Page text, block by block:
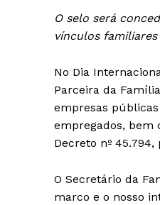
O selo será
vínculos
No Dia
Parceira da
empresas
empregados, bem
Decreto nº
O Secretário da
marco e o nosso